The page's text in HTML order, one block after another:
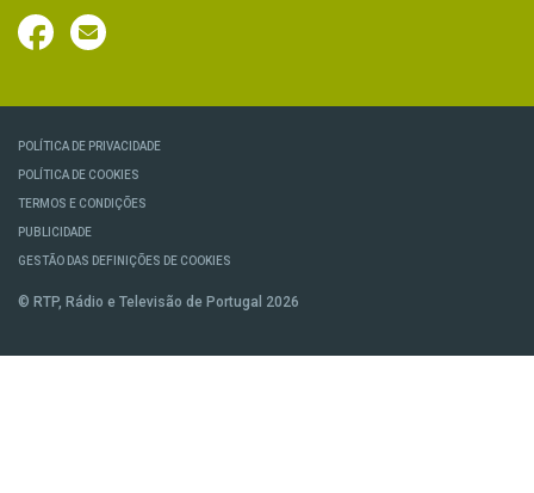
POLÍTICA DE PRIVACIDADE
POLÍTICA DE COOKIES
TERMOS E CONDIÇÕES
PUBLICIDADE
GESTÃO DAS DEFINIÇÕES DE COOKIES
© RTP, Rádio e Televisão de Portugal 2026